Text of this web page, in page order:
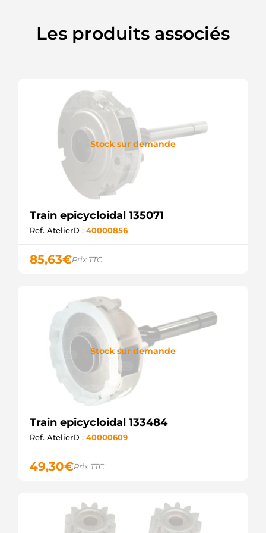
Les produits associés
Stock sur demande
Train epicycloidal 135071
Ref. AtelierD : 40000856
85,63€Prix TTC
Stock sur demande
Train epicycloidal 133484
Ref. AtelierD : 40000609
49,30€Prix TTC